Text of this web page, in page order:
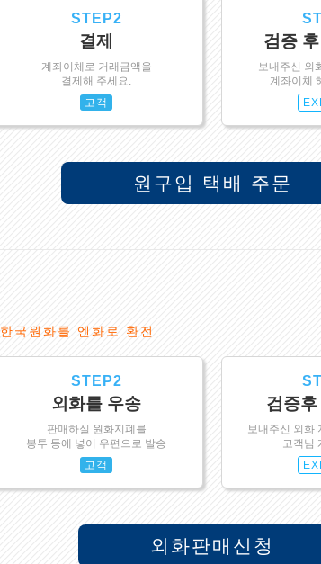
STEP2
결제
계좌이체로 거래금액을
결제해 주세요.
고객
검증
보내주신 외
계좌이체
원구입 택배 주문
한국원화를 엔화로 환전
STEP2
외화를 우송
판매하실 원화지폐를
봉투 등에 넣어 우편으로 발송
고객
검증후
보내주신 외화
고객님
외화판매신청